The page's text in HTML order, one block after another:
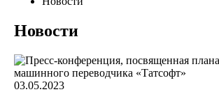
Новости
03.05.2023